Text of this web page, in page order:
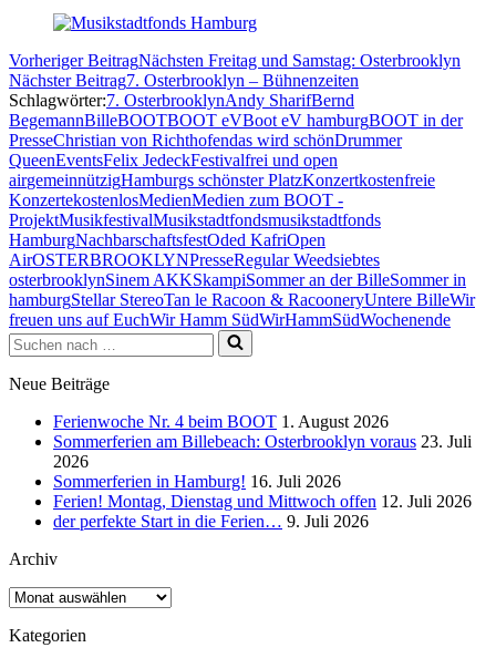
Vorheriger BeitragNächsten Freitag und Samstag: Osterbrooklyn
Nächster Beitrag7. Osterbrooklyn – Bühnenzeiten
Schlagwörter:7. OsterbrooklynAndy SharifBernd
BegemannBilleBOOTBOOT eVBoot eV hamburgBOOT in der
PresseChristian von Richthofendas wird schönDrummer
QueenEventsFelix JedeckFestivalfrei und open
airgemeinnützigHamburgs schönster PlatzKonzertkostenfreie
KonzertekostenlosMedienMedien zum BOOT -
ProjektMusikfestivalMusikstadtfondsmusikstadtfonds
HamburgNachbarschaftsfestOded KafriOpen
AirOSTERBROOKLYNPresseRegular Weedsiebtes
osterbrooklynSinem AKKSkampiSommer an der BilleSommer in
hamburgStellar StereoTan le Racoon & RacooneryUntere BilleWir
freuen uns auf EuchWir Hamm SüdWirHammSüdWochenende
Suchen
nach …
Neue Beiträge
Ferienwoche Nr. 4 beim BOOT 1. August 2026
Sommerferien am Billebeach: Osterbrooklyn voraus 23. Juli
2026
Sommerferien in Hamburg! 16. Juli 2026
Ferien! Montag, Dienstag und Mittwoch offen 12. Juli 2026
der perfekte Start in die Ferien… 9. Juli 2026
Archiv
Archiv
Kategorien